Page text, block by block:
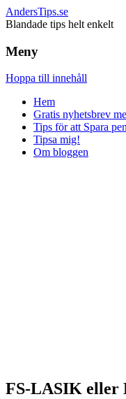
AndersTips.se
Blandade tips helt enkelt
Meny
Hoppa till innehåll
Hem
Gratis nyhetsbrev
Tips för att Spara
Tipsa mig!
Om bloggen
FS-LASIK eller